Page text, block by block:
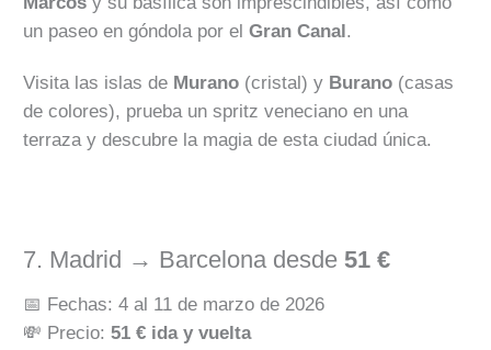
un paseo en góndola por el Gran Canal .
Visita las islas de Murano (cristal) y Burano (casas
de colores), prueba un spritz veneciano en una
terraza y descubre la magia de esta ciudad única.
7. Madrid → Barcelona desde 51 €
📅 Fechas: 4 al 11 de marzo de 2026
💸 Precio: 51 € ida y vuelta